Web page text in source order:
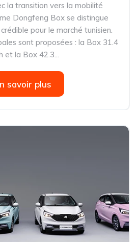
la transition vers la mobilité
Dongfeng Box se distingue
pour le marché tunisien.
sont proposées : la Box 31.4
et la Box 42.3...
savoir plus